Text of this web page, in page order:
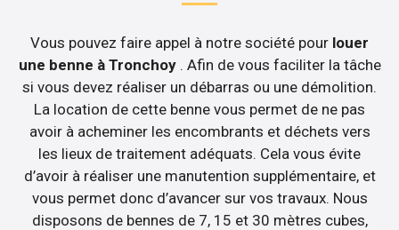
Vous pouvez faire appel à notre société pour louer
une benne à Tronchoy . Afin de vous faciliter la tâche
si vous devez réaliser un débarras ou une démolition.
La location de cette benne vous permet de ne pas
avoir à acheminer les encombrants et déchets vers
les lieux de traitement adéquats. Cela vous évite
d’avoir à réaliser une manutention supplémentaire, et
vous permet donc d’avancer sur vos travaux. Nous
disposons de bennes de 7, 15 et 30 mètres cubes,